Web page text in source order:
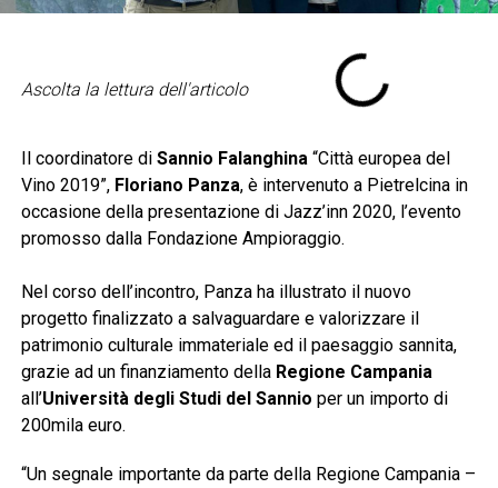
Ascolta la lettura dell'articolo
Il coordinatore di Sannio Falanghina“Città europea del
Vino 2019”, Floriano Panza, è intervenuto a Pietrelcina in
occasione della presentazione di Jazz’inn 2020, l’evento
promosso dalla Fondazione Ampioraggio.
Nel corso dell’incontro, Panza ha illustrato il nuovo
progetto finalizzato a salvaguardare e valorizzare il
patrimonio culturale immateriale ed il paesaggio sannita,
grazie ad un finanziamento della Regione Campania
all’Università degli Studi del Sannio per un importo di
200mila euro.
“Un segnale importante da parte della Regione Campania –